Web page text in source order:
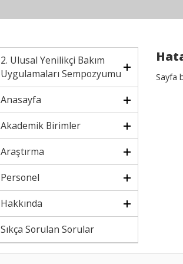
2. Ulusal Yenilikçi Bakım
Uygulamaları Sempozyumu
Anasayfa
Akademik Birimler
Araştırma
Personel
Hakkında
Sıkça Sorulan Sorular
Sayfa